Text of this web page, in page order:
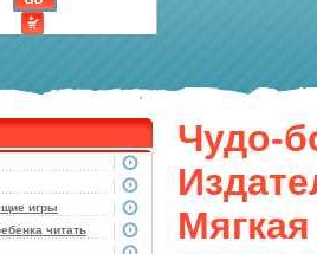
игры
читать
Чудо-